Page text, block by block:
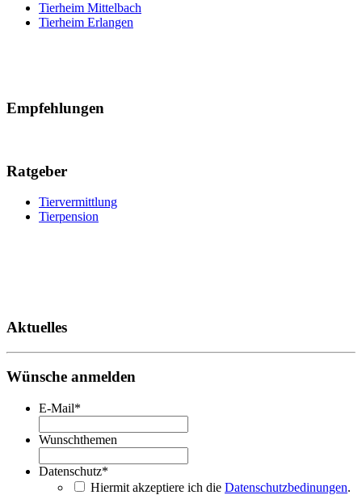
Tierheim Mittelbach
Tierheim Erlangen
Empfehlungen
Ratgeber
Tiervermittlung
Tierpension
Aktuelles
Wünsche anmelden
E-Mail*
Wunschthemen
Datenschutz*
Hiermit akzeptiere ich die Datenschutzbedinungen.